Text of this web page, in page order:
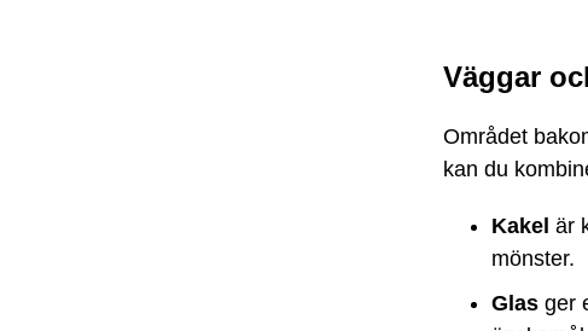
Väggar
Området
kan du
Kakel är
mönster.
Glas ger